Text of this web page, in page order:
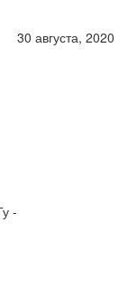
30 августа, 2020
-